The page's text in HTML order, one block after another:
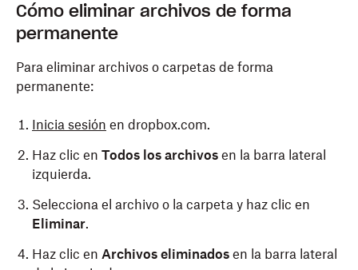
Cómo eliminar archivos de forma
permanente
Para eliminar archivos o carpetas de forma
permanente:
Inicia sesión en dropbox.com.
Haz clic en Todos los archivos en la barra lateral
izquierda.
Selecciona el archivo o la carpeta y haz clic en
Eliminar.
Haz clic en Archivos eliminados en la barra lateral